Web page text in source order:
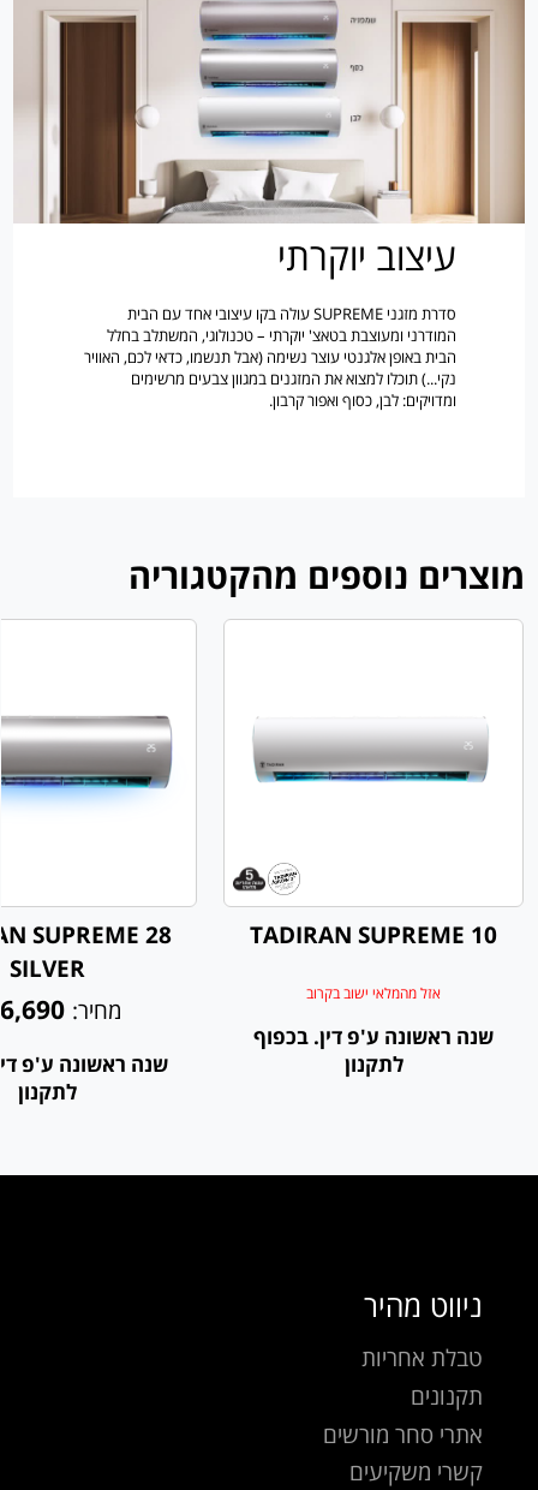
עיצוב יוקרתי
סדרת מזגני SUPREME עולה בקו עיצובי אחד עם הבית
המודרני ומעוצבת בטאצ' יוקרתי – טכנולוגי, המשתלב בחלל
הבית באופן אלגנטי עוצר נשימה (אבל תנשמו, כדאי לכם, האוויר
נקי...) תוכלו למצוא את המזגנים במגוון צבעים מרשימים
ומדויקים: לבן, כסוף ואפור קרבון.
מוצרים נוספים מהקטגוריה
TADIRAN SUPREME 10
אזל מהמלאי ישוב בקרוב
שנה ראשונה ע'פ דין. בכפוף
לתקנון
SUPREME 28
SILVER
מחיר:
שנה ראשונה ע'פ
לתקנון
ניווט מהיר
טבלת אחריות
תקנונים
אתרי סחר מורשים
קשרי משקיעים